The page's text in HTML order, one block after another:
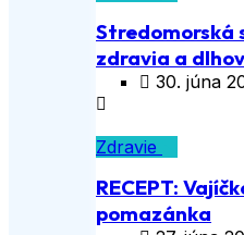
Stredomorská
zdravia a
30. júna
Zdravie
RECEPT:
pomazánka